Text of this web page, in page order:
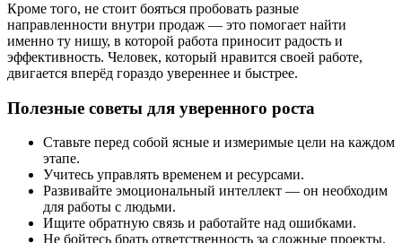
Кроме того, не стоит бояться пробовать разные
направленности внутри продаж — это помогает найти
именно ту нишу, в которой работа приносит радость и
эффективность. Человек, который нравится своей работе,
двигается вперёд гораздо увереннее и быстрее.
Полезные советы для уверенного роста
Ставьте перед собой ясные и измеримые цели на каждом
этапе.
Учитесь управлять временем и ресурсами.
Развивайте эмоциональный интеллект — он необходим
для работы с людьми.
Ищите обратную связь и работайте над ошибками.
Не бойтесь брать ответственность за сложные проекты.